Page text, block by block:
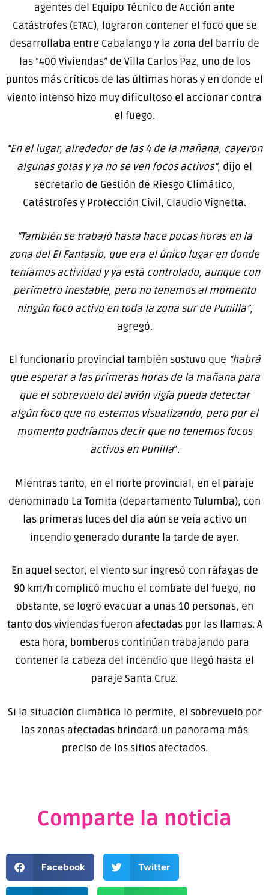
agentes del Equipo Técnico de Acción ante
Catástrofes (ETAC), lograron contener el foco que se
desarrollaba entre Cabalango y la zona del barrio de
las “400 Viviendas” de Villa Carlos Paz, uno de los
puntos más críticos de las últimas horas y en donde el
viento intenso hizo muy dificultoso el accionar contra
el fuego.
“En el lugar, alrededor de las 4 de la mañana, cayeron
algunas gotas y ya no se ven focos activos”, dijo el
secretario de Gestión de Riesgo Climático,
Catástrofes y Protección Civil, Claudio Vignetta.
“También se trabajó hasta hace pocas horas en la
zona del El Fantasio, que era el único lugar en donde
teníamos actividad y ya está controlado, aunque con
perímetro inestable, pero no tenemos al momento
ningún foco activo en toda la zona sur de Punilla”,
agregó.
El funcionario provincial también sostuvo que “habrá
que esperar a las primeras horas de la mañana para
que el sobrevuelo del avión vigía pueda detectar
algún foco que no estemos visualizando, pero por el
momento podríamos decir que no tenemos focos
activos en Punilla”.
Mientras tanto, en el norte provincial, en el paraje
denominado La Tomita (departamento Tulumba), con
las primeras luces del día aún se veía activo un
incendio generado durante la tarde de ayer.
En aquel sector, el viento sur ingresó con ráfagas de
90 km/h complicó mucho el combate del fuego, no
obstante, se logró evacuar a unas 10 personas, en
tanto dos viviendas fueron afectadas por las llamas. A
esta hora, bomberos continúan trabajando para
contener la cabeza del incendio que llegó hasta el
paraje Santa Cruz.
Si la situación climática lo permite, el sobrevuelo por
las zonas afectadas brindará un panorama más
preciso de los sitios afectados.
Comparte la noticia
Facebook Twitter